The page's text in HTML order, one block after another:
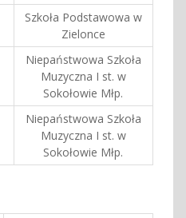
Szkoła Podstawowa w
Zielonce
Niepaństwowa Szkoła
Muzyczna I st. w
Sokołowie Młp.
Niepaństwowa Szkoła
Muzyczna I st. w
Sokołowie Młp.